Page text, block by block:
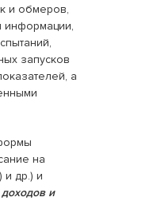
и обмеров,
информации,
запусков
а
на
и др.) и
и